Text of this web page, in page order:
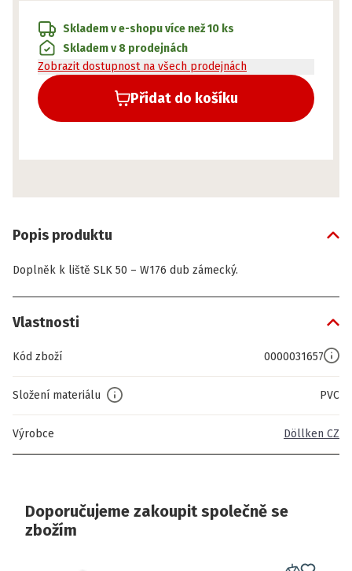
Přidat do košíku
Skladem v e-shopuvíce než 10 ks
Skladem v 8 prodejnách
Zobrazit dostupnost na všech prodejnách
Popis produktu
Doplněk k liště SLK 50 – W176 dub zámecký.
Vlastnosti
Kód zboží 0000031657
Složení materiálu PVC
Výrobce Döllken CZ
Doporučujeme zakoupit společně se
zbožím